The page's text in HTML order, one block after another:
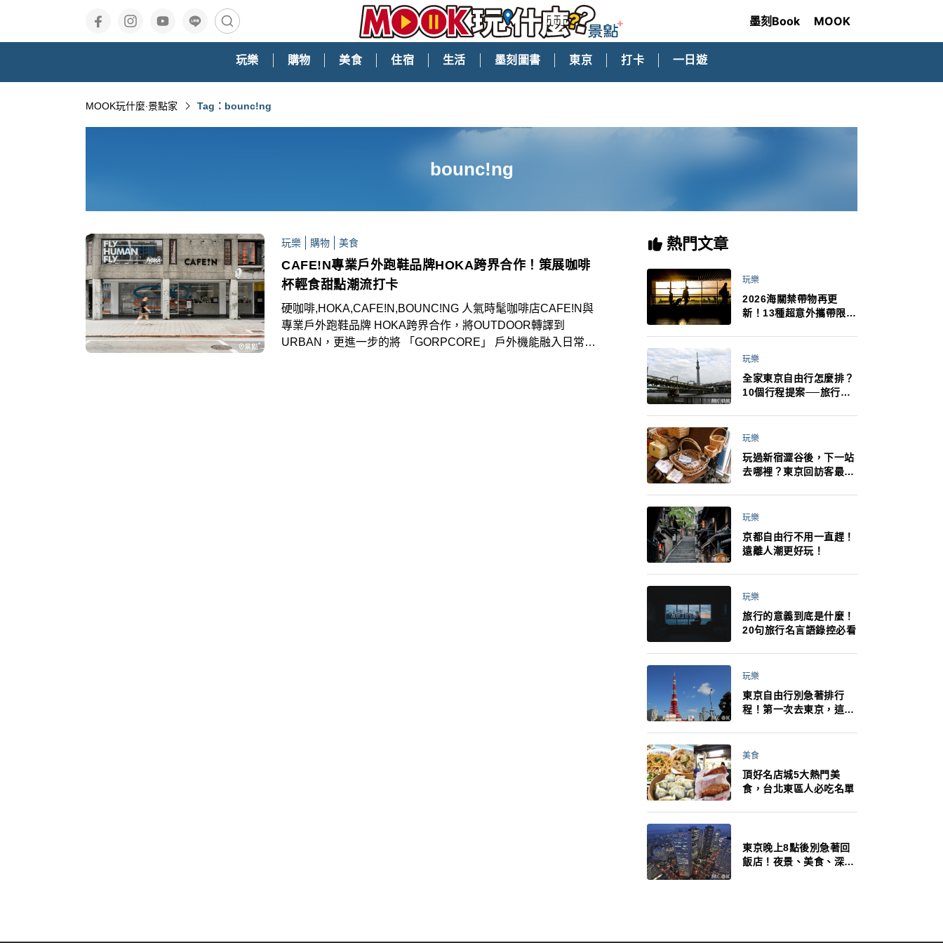
墨刻Book MOOK
玩樂 購物 美食 住宿 生活 墨刻圖書 東京 打卡 一日遊
MOOK玩什麼‧景點家 Tag：bounc!ng
bounc!ng
玩樂 購物 美食
CAFE!N專業戶外跑鞋品牌HOKA跨界合作！策展咖啡
杯輕食甜點潮流打卡
硬咖啡,HOKA,CAFE!N,BOUNC!NG 人氣時髦咖啡店CAFE!N與
專業戶外跑鞋品牌 HOKA跨界合作，將OUTDOOR轉譯到
URBAN，更進一步的將 「GORPCORE」 戶外機能融入日常潮
熱門文章
玩樂
2026海關禁帶物再更
新！13種超意外攜帶限
最高還罰百萬！注意事項
玩樂
全家東京自由行怎麼排？
10個行程提案──旅行不
法！
玩樂
玩過新宿澀谷後，下一站
去哪裡？東京回訪客最推
玩樂
京都自由行不用一直趕！
遠離人潮更好玩！
玩樂
旅行的意義到底是什麼！
20句旅行名言語錄控必看
玩樂
東京自由行別急著排行
程！第一次去東京，這10
美食
頂好名店城5大熱門美
食，台北東區人必吃名單
東京晚上8點後別急著回
飯店！夜景、美食、深夜